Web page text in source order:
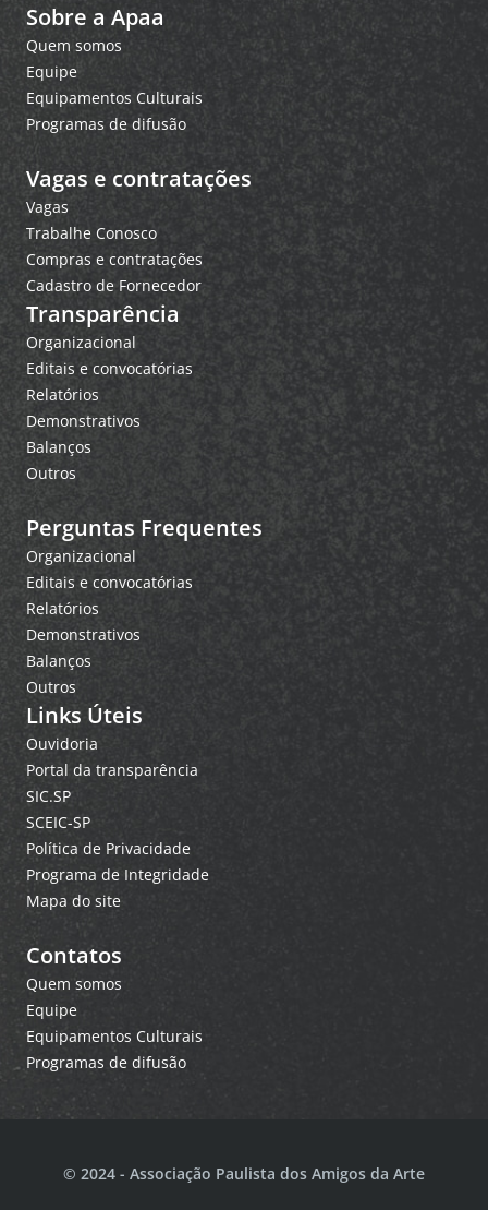
Sobre a Apaa
Quem somos
Equipe
Equipamentos Culturais
Programas de difusão
Vagas e contratações
Vagas
Trabalhe Conosco
Compras e contratações
Cadastro de Fornecedor
Transparência
Organizacional
Editais e convocatórias
Relatórios
Demonstrativos
Balanços
Outros
Perguntas Frequentes
Organizacional
Editais e convocatórias
Relatórios
Demonstrativos
Balanços
Outros
Links Úteis
Ouvidoria
Portal da transparência
SIC.SP
SCEIC-SP
Política de Privacidade
Programa de Integridade
Mapa do site
Contatos
Quem somos
Equipe
Equipamentos Culturais
Programas de difusão
© 2024 - Associação Paulista dos Amigos da Arte